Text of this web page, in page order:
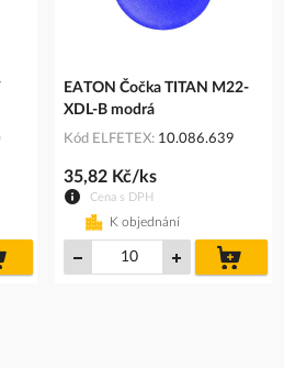
košíku
EATON Čočka TITAN M22-
XDL-B modrá
Kód ELFETEX 10.086.639
Cena s DPH
35,82 Kč/ks
K objednání
košíku